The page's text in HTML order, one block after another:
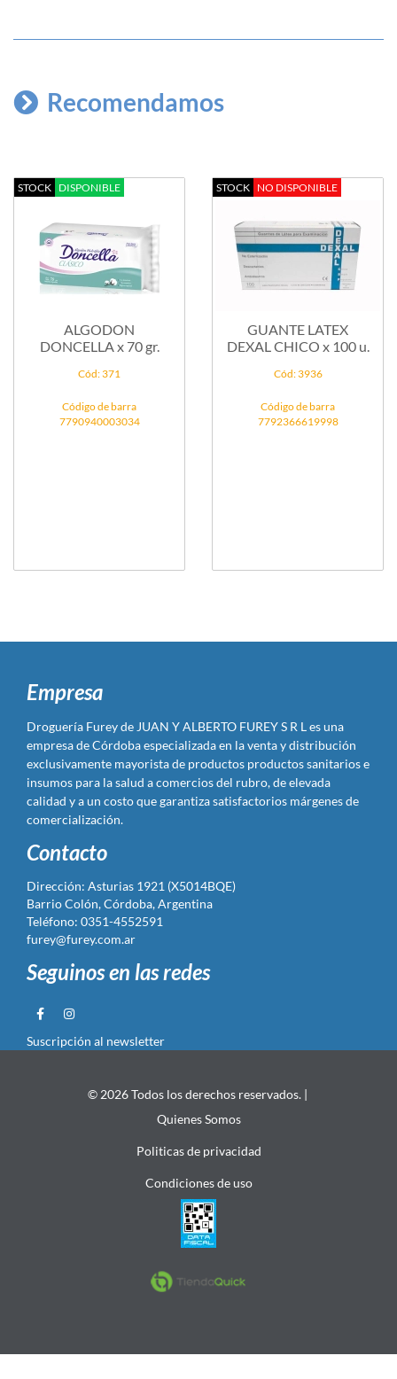
Recomendamos
STOCK DISPONIBLE
ALGODON
DONCELLA x 70 gr.
Cód: 371
Código de barra
7790940003034
STOCK NO DISPONIBLE
GUANTE LATEX
DEXAL CHICO x 100 u.
Cód: 3936
Código de barra
7792366619998
Empresa
Droguería Furey de JUAN Y ALBERTO FUREY S R L es una
empresa de Córdoba especializada en la venta y distribución
exclusivamente mayorista de productos productos sanitarios e
insumos para la salud a comercios del rubro, de elevada
calidad y a un costo que garantiza satisfactorios márgenes de
comercialización.
Contacto
Dirección: Asturias 1921 (X5014BQE)
Barrio Colón, Córdoba, Argentina
Teléfono: 0351-4552591
furey@furey.com.ar
Seguinos en las redes
Suscripción al newsletter
© 2026 Todos los derechos reservados. |
Quienes Somos
Politicas de privacidad
Condiciones de uso